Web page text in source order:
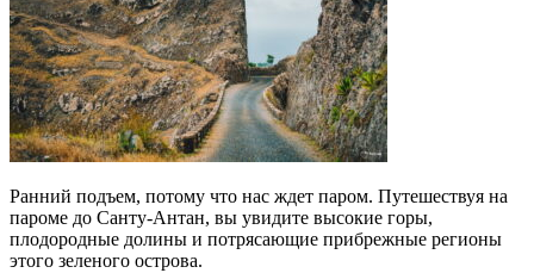
Ранний подъем, потому что нас ждет паром. Путешествуя на
пароме до Санту-Антан, вы увидите высокие горы,
плодородные долины и потрясающие прибрежные регионы
этого зеленого острова.